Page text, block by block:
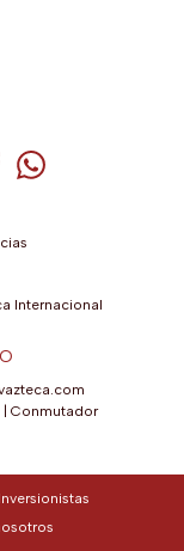
abre en una
(se abre en una
(se abre en
YouTube (se abre
de Telegram (se
Cuenta de
Cuenta de
Internacional
| Conmutador
Inversionistas